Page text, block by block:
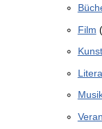
Film
Kunst